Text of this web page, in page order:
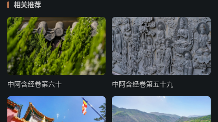
相关推荐
中阿含经卷第六十 中阿含经卷第五十九